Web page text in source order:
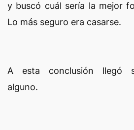
y buscó cuál sería la mejor
Lo más seguro era casarse.
A esta conclusión llegó
alguno.